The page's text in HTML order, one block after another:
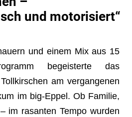
und motorisiert“
und einem Mix aus 15
begeisterte das
am vergangenen
im big-Eppel. Ob Familie,
im rasanten Tempo wurden